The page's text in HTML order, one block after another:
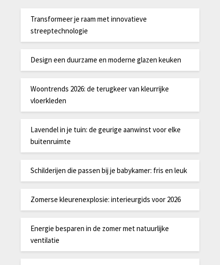
Transformeer je raam met innovatieve
streeptechnologie
Design een duurzame en moderne glazen keuken
Woontrends 2026: de terugkeer van kleurrijke
vloerkleden
Lavendel in je tuin: de geurige aanwinst voor elke
buitenruimte
Schilderijen die passen bij je babykamer: fris en leuk
Zomerse kleurenexplosie: interieurgids voor 2026
Energie besparen in de zomer met natuurlijke
ventilatie